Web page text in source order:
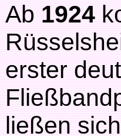
Ab1924
erster
ließen